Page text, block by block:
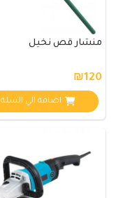
منشار قص نخيل
₪120
اضافة الي السلة